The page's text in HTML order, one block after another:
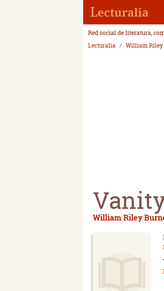
Red social de literatura,
Lecturalia
William
William Riley